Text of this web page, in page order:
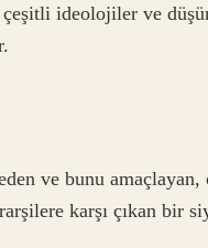
ideolojiler ve
ve bunu amaçlayan,
karşı çıkan bir